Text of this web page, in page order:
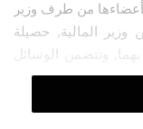
أعضاءها من طرف وزير
وزير المالية, حصيلة
وتتضمن الوسائل